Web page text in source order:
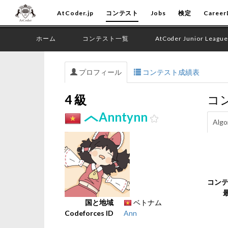
AtCoder.jp コンテスト Jobs 検定
ホーム コンテスト一覧 AtCoder Junior League
プロフィール コンテスト成績表
4 級
Anntynn
国と地域
ベトナム
Codeforces ID
Ann
コ
コン